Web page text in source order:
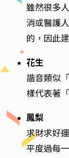
雖然很多
消或醫護
的，因此
花生
諧音類似
樣代表著
鳳梨
求財求好
平度過每